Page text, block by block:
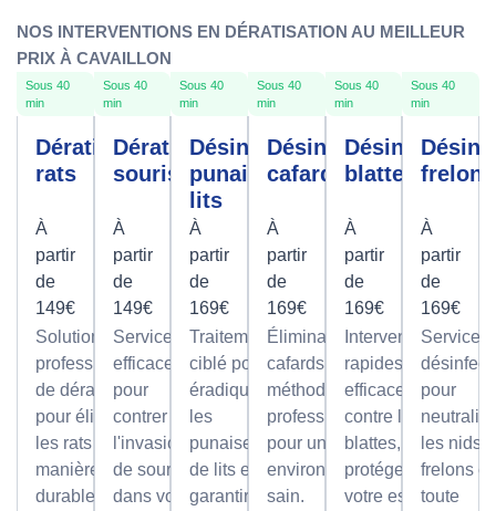
NOS INTERVENTIONS EN DÉRATISATION AU MEILLEUR
PRIX À CAVAILLON
Sous 40
min
Dératisation
rats
À
partir
de
149€
Solutions
professionnelles
de dératisation
pour éliminer
les rats de
manière sûre et
durable.
Sous 40
min
Dératisation
souris
À
partir
de
149€
Services
efficaces
pour
contrer
l'invasion
de souris
dans vos
Sous 40
min
Désinfection
punaises de
lits
À
partir
de
169€
Traitement
ciblé pour
éradiquer
les
punaises
de lits et
garantir
Sous 40
min
Désinfection
cafards
À
partir
de
169€
Élimination des
cafards avec des
méthodes
professionnelles,
pour un
environnement
sain.
Sous 40
min
Désinfection
blattes
À
partir
de
169€
Interventions
rapides et
efficaces
contre les
blattes, pour
protéger
votre espace
Sous 40
min
frelons
À
partir
de
169€
Services
pour
les nids
frelons
toute